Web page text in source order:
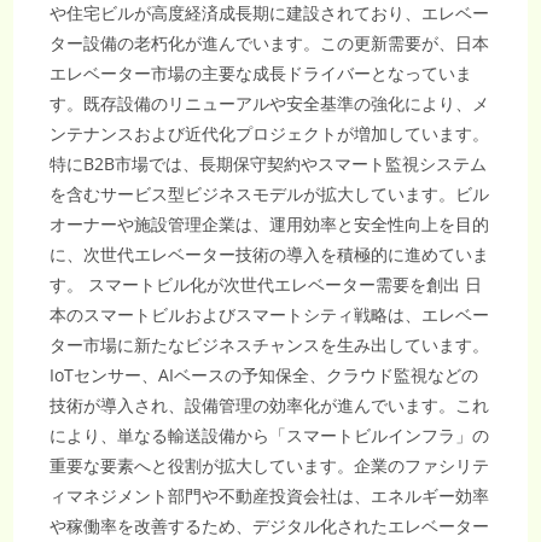
や住宅ビルが高度経済成長期に建設されており、エレベー
ター設備の老朽化が進んでいます。この更新需要が、日本
エレベーター市場の主要な成長ドライバーとなっていま
す。既存設備のリニューアルや安全基準の強化により、メ
ンテナンスおよび近代化プロジェクトが増加しています。
特にB2B市場では、長期保守契約やスマート監視システム
を含むサービス型ビジネスモデルが拡大しています。ビル
オーナーや施設管理企業は、運用効率と安全性向上を目的
に、次世代エレベーター技術の導入を積極的に進めていま
す。 スマートビル化が次世代エレベーター需要を創出 日
本のスマートビルおよびスマートシティ戦略は、エレベー
ター市場に新たなビジネスチャンスを生み出しています。
IoTセンサー、AIベースの予知保全、クラウド監視などの
技術が導入され、設備管理の効率化が進んでいます。これ
により、単なる輸送設備から「スマートビルインフラ」の
重要な要素へと役割が拡大しています。企業のファシリテ
ィマネジメント部門や不動産投資会社は、エネルギー効率
や稼働率を改善するため、デジタル化されたエレベーター